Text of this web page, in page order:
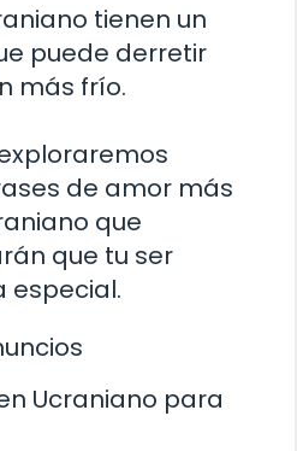
tienen un
puede derretir
más frío.
de amor más
que
que tu ser
especial.
Ucraniano para